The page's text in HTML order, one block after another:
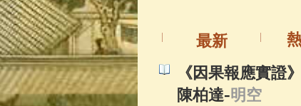
最新
《因果報應實證
陳柏達-明空